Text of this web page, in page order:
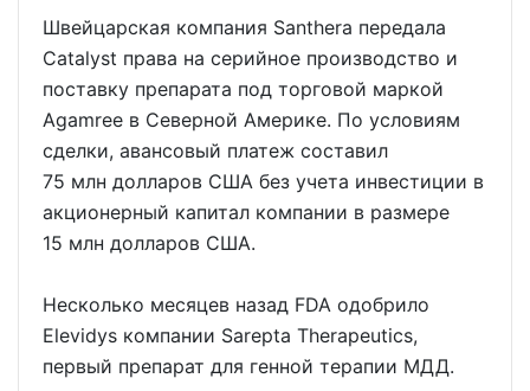
Швейцарская компания Santhera передала
Catalyst права на серийное производство и
поставку препарата под торговой маркой
Agamree в Северной Америке. По условиям
сделки, авансовый платеж составил
75 млн долларов США без учета инвестиции в
акционерный капитал компании в размере
15 млн долларов США.
Несколько месяцев назад FDA одобрило
Elevidys компании Sarepta Therapeutics,
первый препарат для генной терапии МДД.